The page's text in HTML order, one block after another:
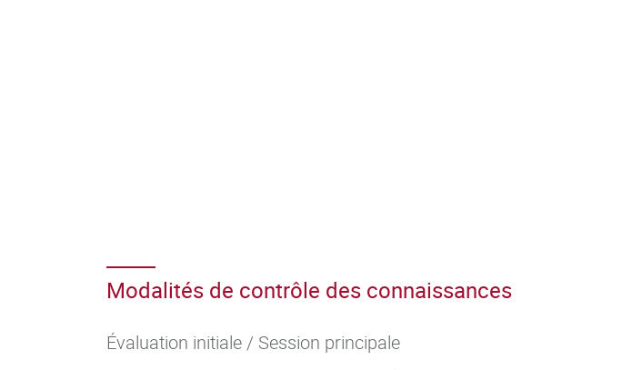
Modalités de contrôle des connaissances
Évaluation initiale / Session principale